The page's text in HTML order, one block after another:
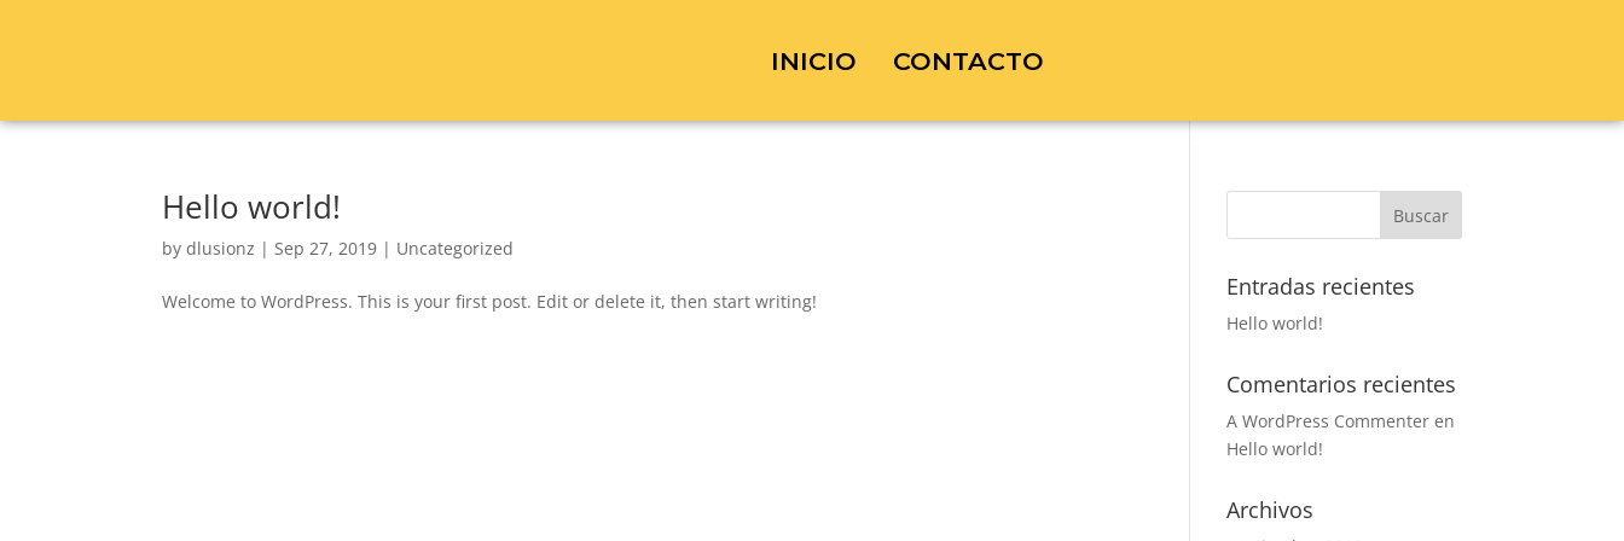
INICIO CONTACTO
Hello world!
bydlusionz |Sep 27, 2019 | Uncategorized
Welcome to WordPress. This is your first post. Edit or delete it, then start writing!
Entradas recientes
Hello world!
Comentarios recientes
A WordPress Commenter en
Hello world!
Archivos